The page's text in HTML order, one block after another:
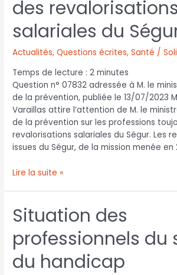
des revalorisations
salariales du
Actualités,Questions écrites,Santé /
Temps de lecture :2 minutes
Question n° 07832 adressée à M. le
de la prévention, publiée le 13/07/2023
Varaillas attire l’attention de M. le
de la prévention sur les professions
revalorisations salariales du Ségur. Les
issues du Ségur, de la mission menée en
Lire la suite »
Situation des
professionnels du
du handicap